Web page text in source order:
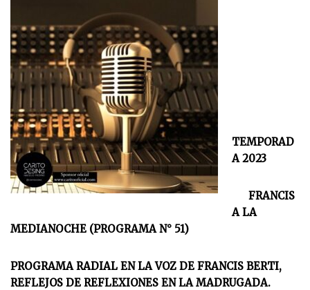
TEMPORAD
A 2023
FRANCIS
A LA
MEDIANOCHE (PROGRAMA N° 51)
PROGRAMA RADIAL EN LA VOZ DE FRANCIS BERTI,
REFLEJOS DE REFLEXIONES EN LA MADRUGADA.